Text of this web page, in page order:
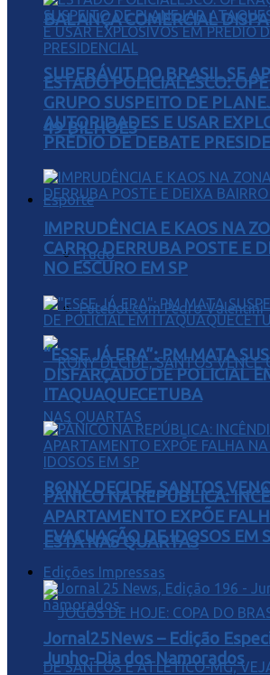
BALANÇA COMERCIAL
SUPERÁVIT DO BRASIL SE
49 BILHÕES
Esporte
Tudo
Futebol com Pedro Valentini
RONY DECIDE, SANTOS
ESTÁ NAS QUARTAS
ESTADO POLICIALESCO:
GRUPO SUSPEITO DE
AUTORIDADES E USAR
PRÉDIO DE DEBATE
IMPRUDÊNCIA E KAOS NA
CARRO DERRUBA POSTE E
NO ESCURO EM SP
“ESSE JÁ ERA”: PM MATA
DISFARÇADO DE POLICIAL
ITAQUAQUECETUBA
PÂNICO NA REPÚBLICA:
APARTAMENTO EXPÕE
EVACUAÇÃO DE IDOSOS EM
Edições Impressas
Jornal25News – Edição
Junho-Dia dos Namorados